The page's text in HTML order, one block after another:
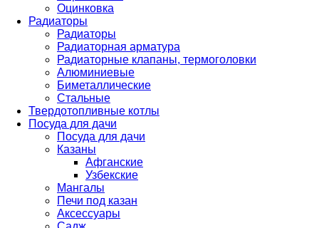
Оцинковка
Радиаторы
Радиаторы
Радиаторная арматура
Радиаторные клапаны, термоголовки
Алюминиевые
Биметаллические
Стальные
Твердотопливные котлы
Посуда для дачи
Посуда для дачи
Казаны
Афганские
Узбекские
Мангалы
Печи под казан
Аксессуары